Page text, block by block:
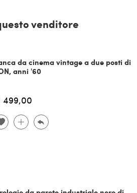
venditore
da cinema vintage a due posti di
anni '60